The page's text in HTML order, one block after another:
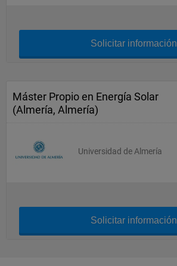
Solicitar información
Máster Propio en Energía Solar
(Almería, Almería)
Universidad de Almería
Solicitar información